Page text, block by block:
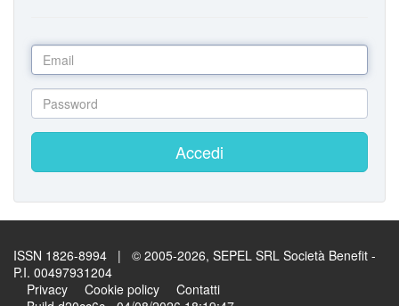
Accedi
ISSN 1826-8994 | © 2005-2026, SEPEL SRL Società Benefit -
P.I. 00497931204
Privacy
Cookie policy
Contatti